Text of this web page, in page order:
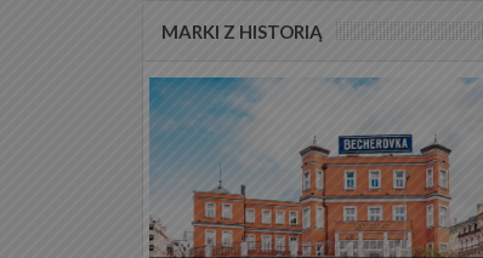
MARKI Z HISTORIĄ